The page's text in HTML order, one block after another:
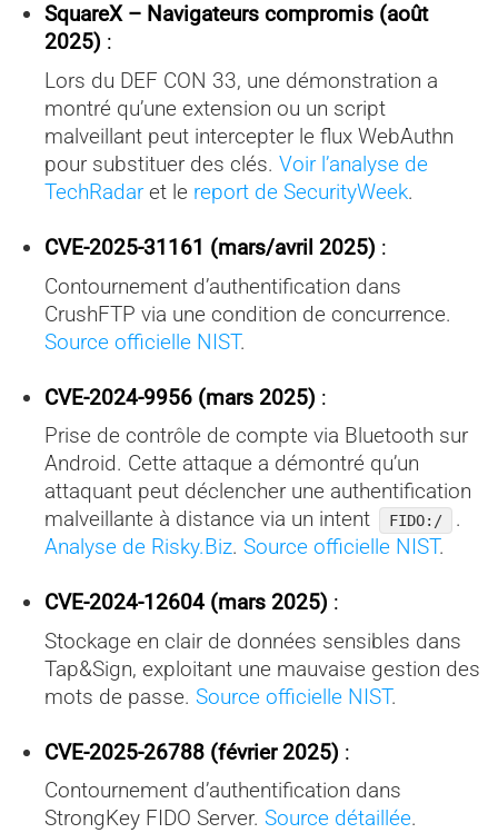
SquareX – Navigateurs compromis (août
2025) :
Lors du DEF CON 33, une démonstration a
montré qu’une extension ou un script
malveillant peut intercepter le flux WebAuthn
pour substituer des clés. Voir l’analyse de
TechRadaret le report de SecurityWeek.
CVE-2025-31161 (mars/avril 2025) :
Contournement d’authentification dans
CrushFTP via une condition de concurrence.
Source officielle NIST.
CVE-2024-9956 (mars 2025) :
Prise de contrôle de compte via Bluetooth sur
Android. Cette attaque a démontré qu’un
attaquant peut déclencher une authentification
malveillante à distance via un intent
FIDO:/
.
Analyse de Risky.Biz. Source officielle NIST.
CVE-2024-12604 (mars 2025) :
Stockage en clair de données sensibles dans
Tap&Sign, exploitant une mauvaise gestion des
mots de passe. Source officielle NIST.
CVE-2025-26788 (février 2025) :
Contournement d’authentification dans
StrongKey FIDO Server. Source détaillée.